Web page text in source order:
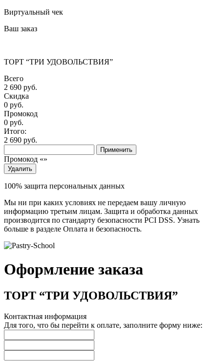
Виртуальный чек
Ваш заказ
ТОРТ “ТРИ УДОВОЛЬСТВИЯ”
Всего
2 690 руб.
Скидка
0 руб.
Промокод
0 руб.
Итого:
2 690 руб.
Применить
Промокод «»
Удалить
100% защита персональных данных
Мы ни при каких условиях не передаем вашу личную
информацию третьим лицам. Защита и обработка данных
производится по стандарту безопасности PCI DSS. Узнать
больше в разделе Оплата и безопасность.
Оформление заказа
ТОРТ “ТРИ УДОВОЛЬСТВИЯ”
Контактная информация
Для того, что бы перейти к оплате, заполните форму ниже: